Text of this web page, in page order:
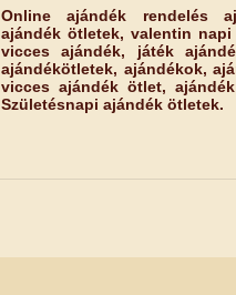
Online ajándék rendelés
ajándék ötletek, valentin
vicces ajándék, játék
ajándékötletek, ajándékok,
vicces ajándék ötlet,
Születésnapi ajándék ötletek.